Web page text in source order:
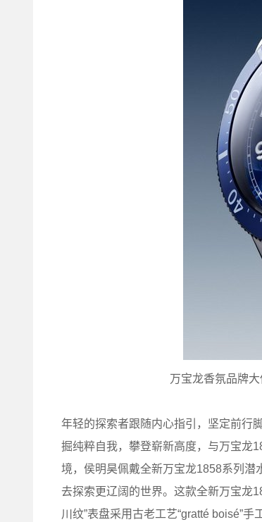
万宝龙香氛品牌
年轻的探索者跟随内心指引，坚定前行
掘纯粹自我，攀登崭新高度，与万宝龙
境，侯明昊佩戴全新万宝龙1858系列潜
去探索更辽阔的世界。这款全新万宝龙
川纹”表盘采用古老工艺“gratté boisé”